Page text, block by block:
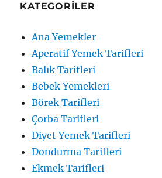
KATEGORILER
Ana Yemekler
Aperatif Yemek Tarifleri
Balık Tarifleri
Bebek Yemekleri
Börek Tarifleri
Çorba Tarifleri
Diyet Yemek Tarifleri
Dondurma Tarifleri
Ekmek Tarifleri